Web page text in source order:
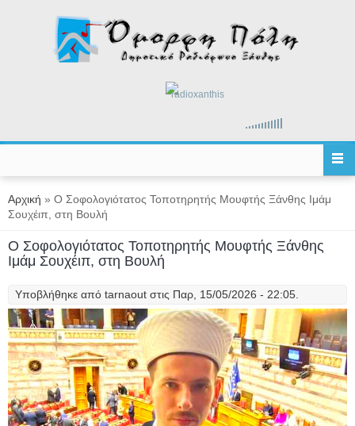
radioxanthis
Είστε εδώ
Αρχική » Ο Σοφολογιότατος Τοποτηρητής Μουφτής Ξάνθης Ιμάμ
Σουχέιπ, στη Βουλή
Ο Σοφολογιότατος Τοποτηρητής Μουφτής Ξάνθης
Ιμάμ Σουχέιπ, στη Βουλή
Υποβλήθηκε από tarnaout στις Παρ, 15/05/2026 - 22:05.